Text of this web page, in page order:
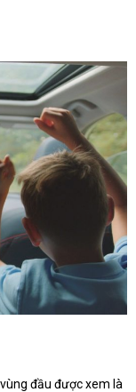
đầu được xem là